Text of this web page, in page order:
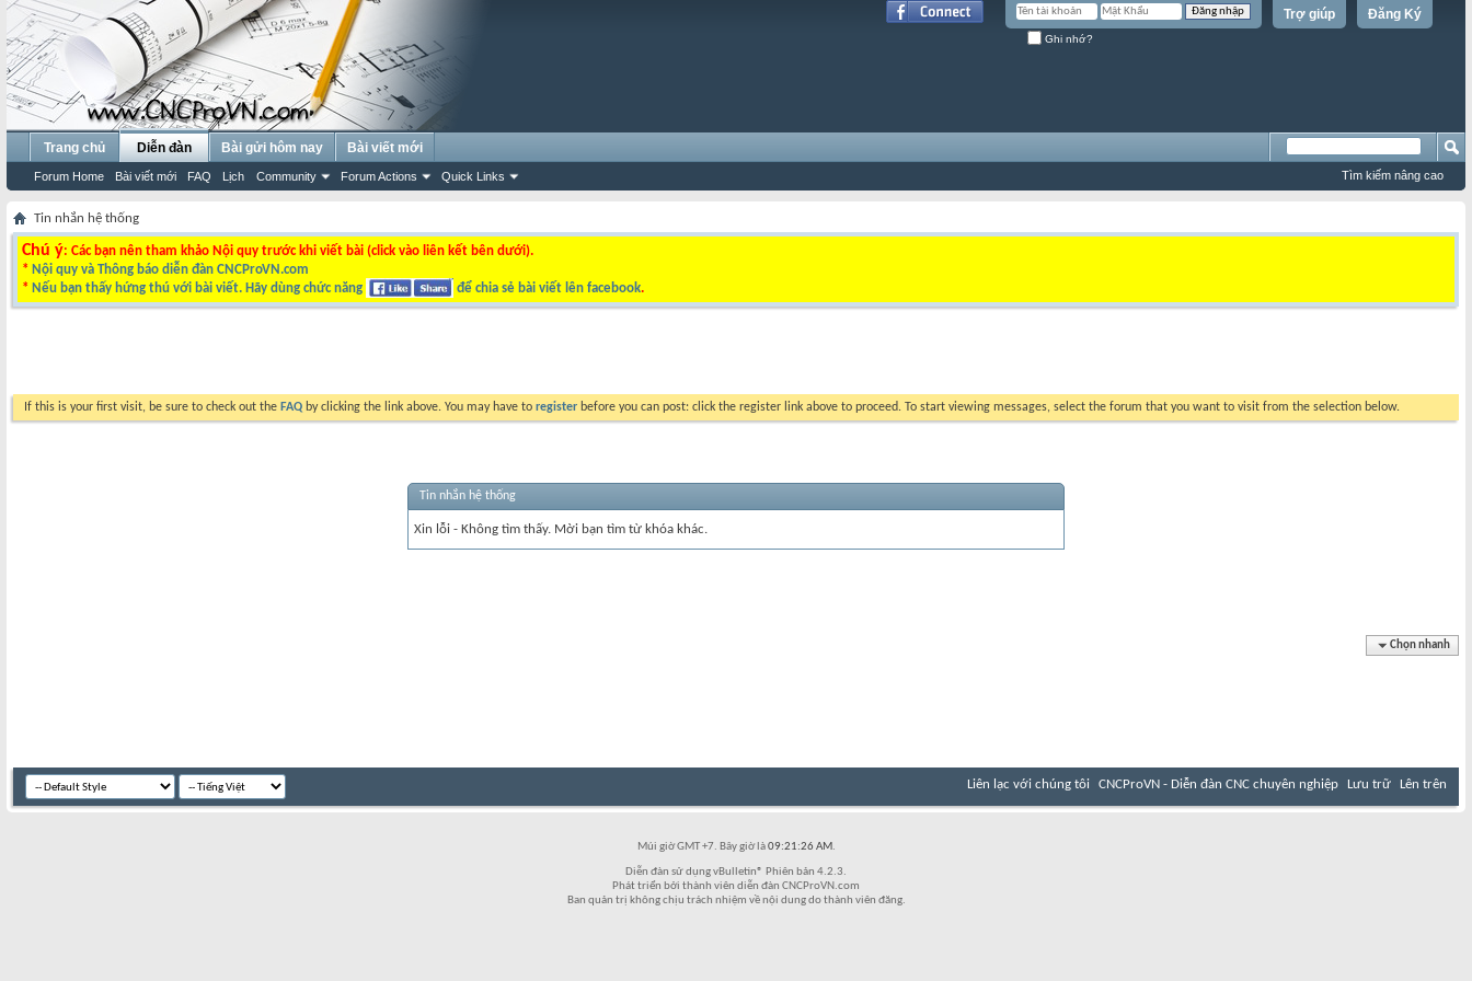
Đăng Ký
Trợ giúp
Ghi nhớ?
Trang chủ Diễn đàn
Forum Home Bài viết mới FAQ Lịch Community Forum Actions Quick Links
Bài gửi hôm nay Bài viết mới
Tìm kiếm nâng cao
Tin nhắn hệ thống
Chú ý: Các bạn nên tham khảo Nội quy trước khi viết bài (click vào liên kết bên dưới).
* Nội quy và Thông báo diễn đàn CNCProVN.com
* Nếu bạn thấy hứng thú với bài viết. Hãy dùng chức năng để chia sẻ bài viết lên facebook.
If this is your first visit, be sure to check out the FAQ by clicking the link above. You may have to register before you can post: click the register link above to proceed. To start viewing messages, select the forum that you want to visit from the selection below.
Tin nhắn hệ thống
Xin lỗi - Không tìm thấy. Mời bạn tìm từ khóa khác.
Chọn nhanh
Liên lạc với chúng tôi CNCProVN - Diễn đàn CNC chuyên nghiệp Lưu trữ Lên trên
Múi giờ GMT +7. Bây giờ là09:21:26 AM.
Diễn đàn sử dụng vBulletin® Phiên bản 4.2.3.
Phát triển bởi thành viên diễn đàn CNCProVN.com
Ban quản trị không chịu trách nhiệm về nội dung do thành viên đăng.